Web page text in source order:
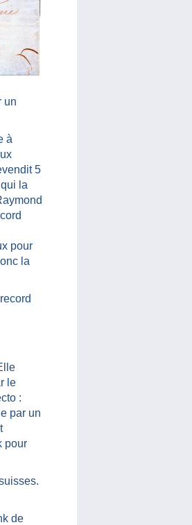
un
à
5
la
pour
la
le
:
par un
pour
de